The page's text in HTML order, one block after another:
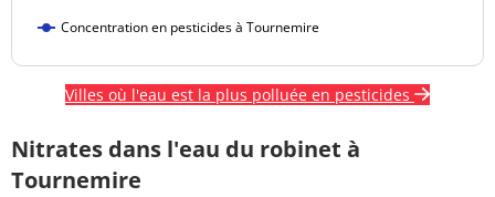
Concentration en pesticides à Tournemire
Villes où l'eau est la plus polluée en pesticides
Nitrates dans l'eau du robinet à
Tournemire